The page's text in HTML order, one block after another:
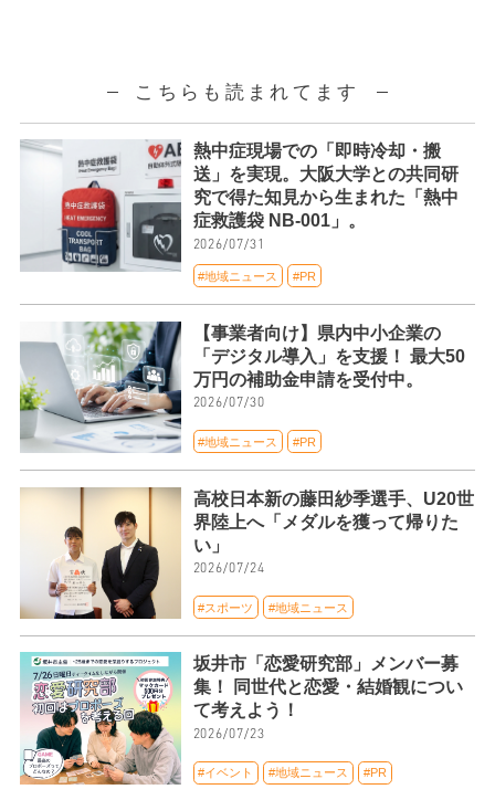
こちらも読まれてます
熱中症現場での「即時冷却・搬
送」を実現。大阪大学との共同研
究で得た知見から生まれた「熱中
症救護袋 NB-001」。
2026/07/31
#地域ニュース #PR
【事業者向け】県内中小企業の
「デジタル導入」を支援！ 最大50
万円の補助金申請を受付中。
2026/07/30
#地域ニュース #PR
高校日本新の藤田紗季選手、U20世
界陸上へ「メダルを獲って帰りた
い」
2026/07/24
#スポーツ #地域ニュース
坂井市「恋愛研究部」メンバー募
集！ 同世代と恋愛・結婚観につい
て考えよう！
2026/07/23
#イベント #地域ニュース #PR